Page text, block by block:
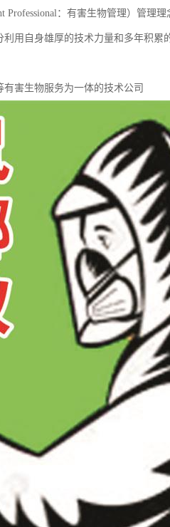
Professional：有害生物管理）管理
用自身雄厚的技术力量和多年积累
害生物服务为一体的技术公司